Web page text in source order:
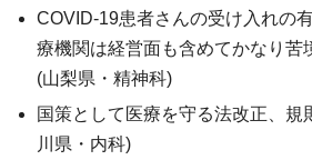
COVID-19患者さんの受け入れの
療機関は経営面も含めてかなり苦
(山梨県・精神科)
国策として医療を守る法改正、規
川県・内科)